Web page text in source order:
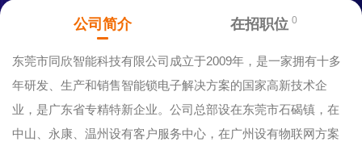
公司简介 在招职位 0
东莞市同欣智能科技有限公司成立于2009年，是一家拥有十多
年研发、生产和销售智能锁电子解决方案的国家高新技术企
业，是广东省专精特新企业。公司总部设在东莞市石碣镇，在
中山、永康、温州设有客户服务中心，在广州设有物联网方案